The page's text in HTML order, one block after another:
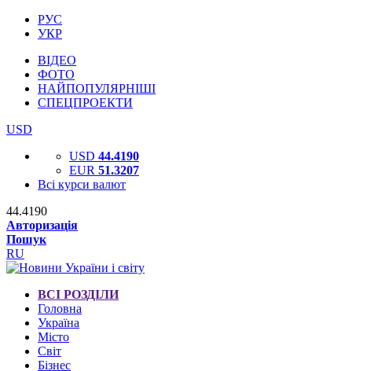
РУС
УКР
ВІДЕО
ФОТО
НАЙПОПУЛЯРНІШІ
СПЕЦПРОЕКТИ
USD
USD 44.4190
EUR 51.3207
Всі курси валют
44.4190
Авторизація
Пошук
RU
ВСІ РОЗДІЛИ
Головна
Україна
Місто
Світ
Бізнес